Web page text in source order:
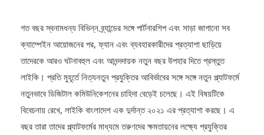
গত বছর স্বনামধন্য বিভিন্ন ব্র্যান্ডের সঙ্গে পার্টনারশিপ এবং সাড়া জাগানো সব
ক্যাম্পেইন আয়োজনের পর, ফ্যান এবং ব্যবহারকারীদের প্রত্যাশা ছাড়িয়ে
তাদেরকে আরও ঘটনাবহুল এবং আনন্দদায়ক নতুন বছর উপহার দিতে প্রস্তুত
লাইকি। প্রতি মুহূর্তে নিত্যনতুন প্রযুক্তির আবির্ভাবের সঙ্গে সঙ্গে নতুন প্ল্যাটফর্মে
নতুনভাবে ডিজিটাল কমিউনিকেশনের চাহিদা বেড়েই চলেছে। এই বিষয়টিকে
বিবেচনায় রেখে, লাইকি বাংলাদেশ এক দুর্দান্ত ২০২১ এর প্রত্যাশা করছে। এ